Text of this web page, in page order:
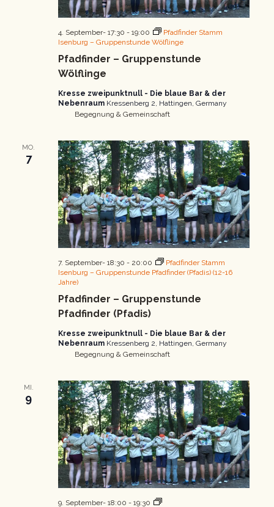
Pfadfinder – Gruppenstunde
Wölflinge
4. September- 17:30 - 19:00
Pfadfinder Stamm
Isenburg – Gruppenstunde Wölflinge
Kresse zweipunktnull - Die blaue Bar & der
Nebenraum Kressenberg 2, Hattingen, Germany
Begegnung & Gemeinschaft
MO.
7
Pfadfinder – Gruppenstunde
Pfadfinder (Pfadis)
7. September- 18:30 - 20:00
Pfadfinder Stamm
Isenburg – Gruppenstunde Pfadfinder (Pfadis) (12-16
Jahre)
Kresse zweipunktnull - Die blaue Bar & der
Nebenraum Kressenberg 2, Hattingen, Germany
Begegnung & Gemeinschaft
MI.
9
9. September- 18:00 - 19:30 Pfadfinder